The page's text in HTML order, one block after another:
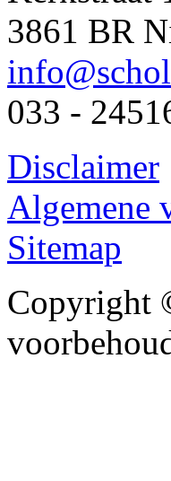
3861 BR
033 -
Disclaimer
Algemene
Sitemap
Copyright